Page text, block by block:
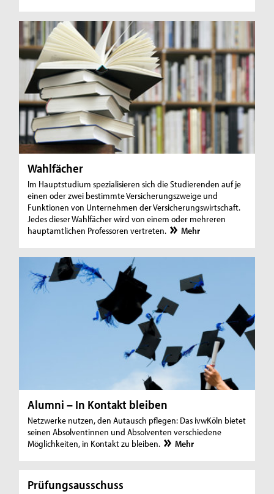
Wahlfächer
Im Hauptstudium spezialisieren sich die Studierenden auf je
einen oder zwei bestimmte Versicherungszweige und
Funktionen von Unternehmen der Versicherungswirtschaft.
Jedes dieser Wahlfächer wird von einem oder mehreren
hauptamtlichen Professoren vertreten.
Mehr
Alumni – In Kontakt bleiben
Netzwerke nutzen, den Autausch pflegen: Das ivwKöln bietet
seinen Absolventinnen und Absolventen verschiedene
Möglichkeiten, in Kontakt zu bleiben.
Mehr
Prüfungsausschuss